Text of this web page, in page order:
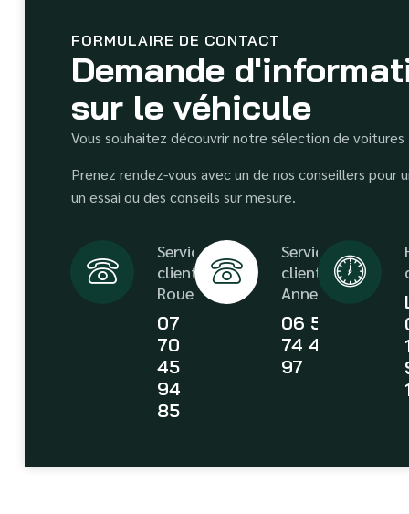
FORMULAIRE DE CONTACT
Demande
sur le véhicule
Vous souhaitez découvrir notre sélection de voitures
Prenez rendez-vous avec un de nos conseillers pour
un essai ou des conseils sur mesure.
Service
client
Rouen
07
70
45
94
85
Service
client
Annecy
06 58
74 43
97